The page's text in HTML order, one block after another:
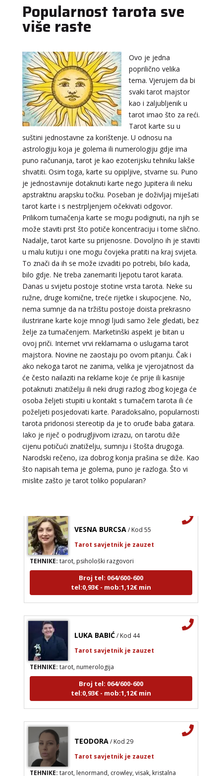
Popularnost tarota sve
više raste
Ovo je jedna
poprilično velika
tema. Vjerujem da bi
svaki tarot majstor
kao i zaljubljenik u
tarot imao što za reći.
Tarot karte su u
suštini jednostavne za korištenje. U odnosu na
astrologiju koja je golema ili numerologiju gdje ima
puno računanja, tarot je kao ezoterijsku tehniku lakše
shvatiti. Osim toga, karte su opipljive, stvarne su. Puno
je jednostavnije dotaknuti karte nego Jupitera ili neku
apstraktnu arapsku točku. Poseban je doživljaj miješati
tarot karte i s nestrpljenjem očekivati odgovor.
Prilikom tumačenja karte se mogu podignuti, na njih se
može staviti prst što potiče koncentraciju i tome slično.
Nadalje, tarot karte su prijenosne. Dovoljno ih je staviti
u malu kutiju i one mogu čovjeka pratiti na kraj svijeta.
To znači da ih se može izvaditi po potrebi, bilo kada,
bilo gdje. Ne treba zanemariti ljepotu tarot karata.
Danas u svijetu postoje stotine vrsta tarota. Neke su
ružne, druge komične, treće rijetke i skupocjene. No,
nema sumnje da na tržištu postoje doista prekrasno
ilustrirane karte koje mnogi ljudi samo žele gledati, bez
želje za tumačenjem. Marketinški aspekt je bitan u
ovoj priči. Internet vrvi reklamama o uslugama tarot
majstora. Novine ne zaostaju po ovom pitanju. Čak i
ako nekoga tarot ne zanima, velika je vjerojatnost da
će često nailaziti na reklame koje će prije ili kasnije
potaknuti znatiželju ili neki drugi razlog zbog kojega će
osoba željeti stupiti u kontakt s tumačem tarota ili će
poželjeti posjedovati karte. Paradoksalno, popularnosti
tarota pridonosi stereotip da je to oruđe baba gatara.
Iako je riječ o podrugljivom izrazu, on tarotu diže
cijenu potičući znatiželju, sumnju i štošta drugoga.
Narodski rečeno, iza dobrog konja prašina se diže. Kao
što napisah tema je golema, puno je razloga. Što vi
mislite zašto je tarot toliko popularan?
VIKTORIJA/ Kod 369
Tarot savjetnik je zauzet
TEHNIKE:astrologija, numerologija, tarot, radiestezija
Broj tel: 064/600-600
tel:0,93€ - mob:1,12€ min
ELA/ Kod 151
Tarot savjetnik je zauzet
TEHNIKE:astrologija, tarot, numerološki tarot, visak, feng
shui numerologija, anđeoski brojevi, tumačenje snova,
rune, kristali, reiki, terapija bojama, anđeoske karte,
iscjeljivanje anđeoskim energijama
Broj tel: 064/600-600
tel:0,93€ - mob:1,12€ min
/ Kod 55
Tarot savjetnik je zauzet
TEHNIKE:tarot, psihološki razgovori
Broj tel: 064/600-600
tel:0,93€ - mob:1,12€ min
LUKA BABIĆ
/ Kod 44
Tarot savjetnik je zauzet
TEHNIKE:tarot, numerologija
Broj tel: 064/600-600
tel:0,93€ - mob:1,12€ min
/ Kod 29
Tarot savjetnik je zauzet
TEHNIKE:tarot, lenormand, crowley, visak, kristalna